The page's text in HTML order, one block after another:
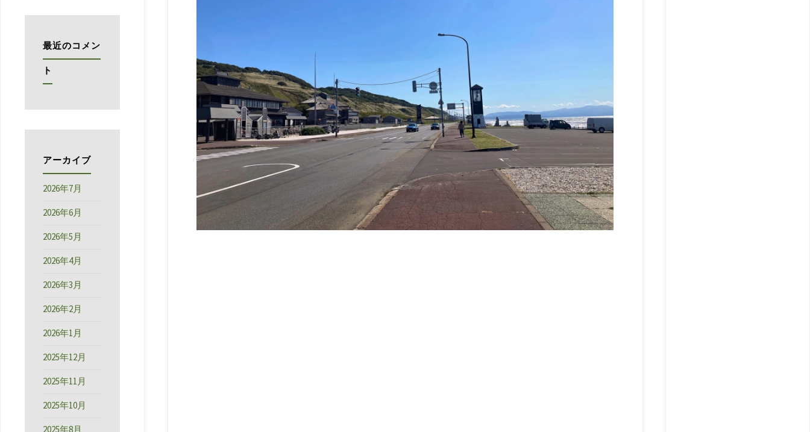
最近のコメン
ト
アーカイブ
2026年7月
2026年6月
2026年5月
2026年4月
2026年3月
2026年2月
2026年1月
2025年12月
2025年11月
2025年10月
2025年8月